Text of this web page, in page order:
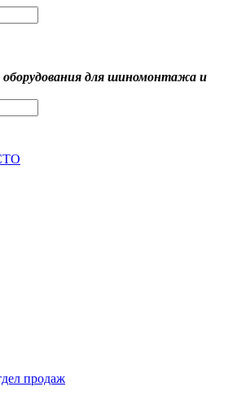
для шиномонтажа и
продаж